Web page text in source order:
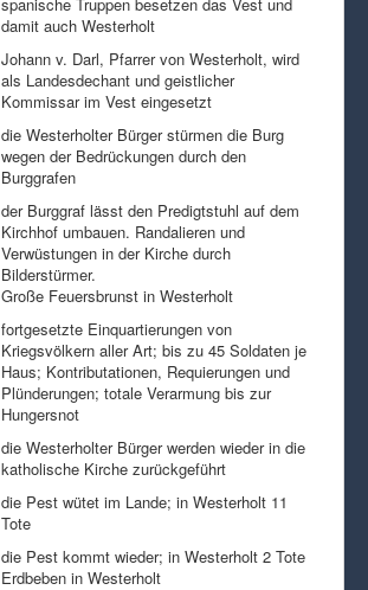
damit auch Westerholt
Johann v. Darl, Pfarrer von Westerholt, wird
als Landesdechant und geistlicher
Kommissar im Vest eingesetzt
die Westerholter Bürger stürmen die Burg
wegen der Bedrückungen durch den
Burggrafen
der Burggraf lässt den Predigtstuhl auf dem
Kirchhof umbauen. Randalieren und
Verwüstungen in der Kirche durch
Bilderstürmer.
Große Feuersbrunst in Westerholt
fortgesetzte Einquartierungen von
Kriegsvölkern aller Art; bis zu 45 Soldaten je
Haus; Kontributationen, Requierungen und
Plünderungen; totale Verarmung bis zur
Hungersnot
die Westerholter Bürger werden wieder in die
katholische Kirche zurückgeführt
die Pest wütet im Lande; in Westerholt 11
Tote
die Pest kommt wieder; in Westerholt 2 Tote
Erdbeben in Westerholt